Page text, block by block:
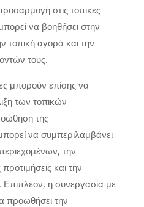
στις τοπικές
να βοηθήσει στην
τοπική αγορά και την
τους.
μπορούν επίσης να
των τοπικών
της
να συμπεριλαμβάνει
την
και την
η συνεργασία με
προωθήσει την